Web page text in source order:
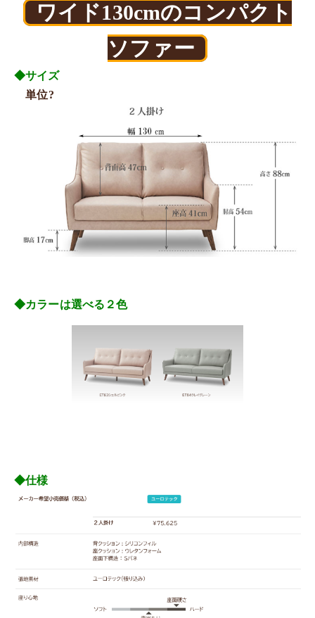
ワイド130cmのコンパクト
ソファー
◆サイズ
単位?
◆カラーは選べる２色
◆仕様